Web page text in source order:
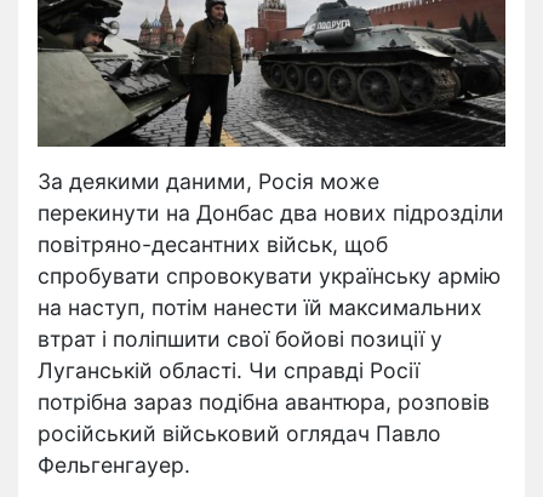
За деякими даними, Росія може
перекинути на Донбас два нових підрозділи
повітряно-десантних військ, щоб
спробувати спровокувати українську армію
на наступ, потім нанести їй максимальних
втрат і поліпшити свої бойові позиції у
Луганській області. Чи справді Росії
потрібна зараз подібна авантюра, розповів
російський військовий оглядач Павло
Фельгенгауер.